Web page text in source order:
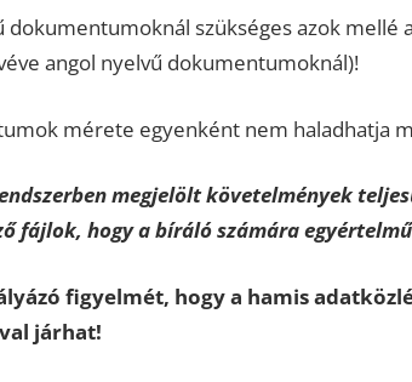
dokumentumoknál szükséges azok mellé a
angol nyelvű dokumentumoknál)!
mérete egyenként nem haladhatja
megjelölt követelmények
fájlok, hogy a bíráló számára
figyelmét, hogy a hamis
járhat!